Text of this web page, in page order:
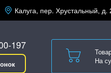
Калуга, пер. Хрустальный,
197
На